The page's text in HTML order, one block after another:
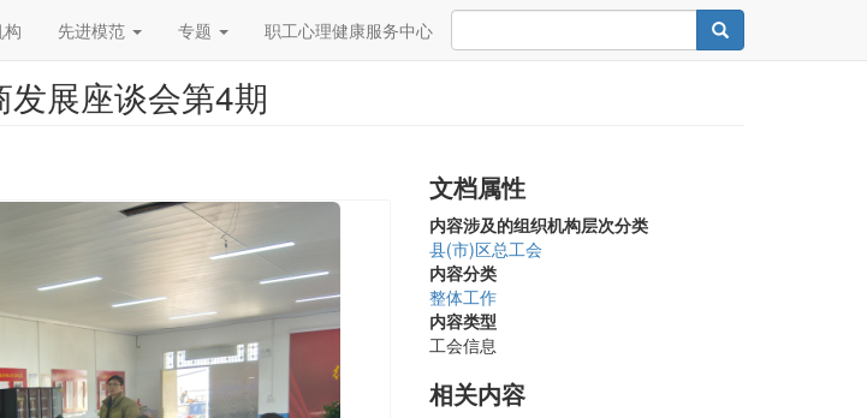
先进模范 专题 职工心理健康服务中心
Search
Search
展座谈会第4期
文档属性
内容涉及的组织机构层次分类
县(市)区总工会
内容分类
整体工作
内容类型
工会信息
相关内容